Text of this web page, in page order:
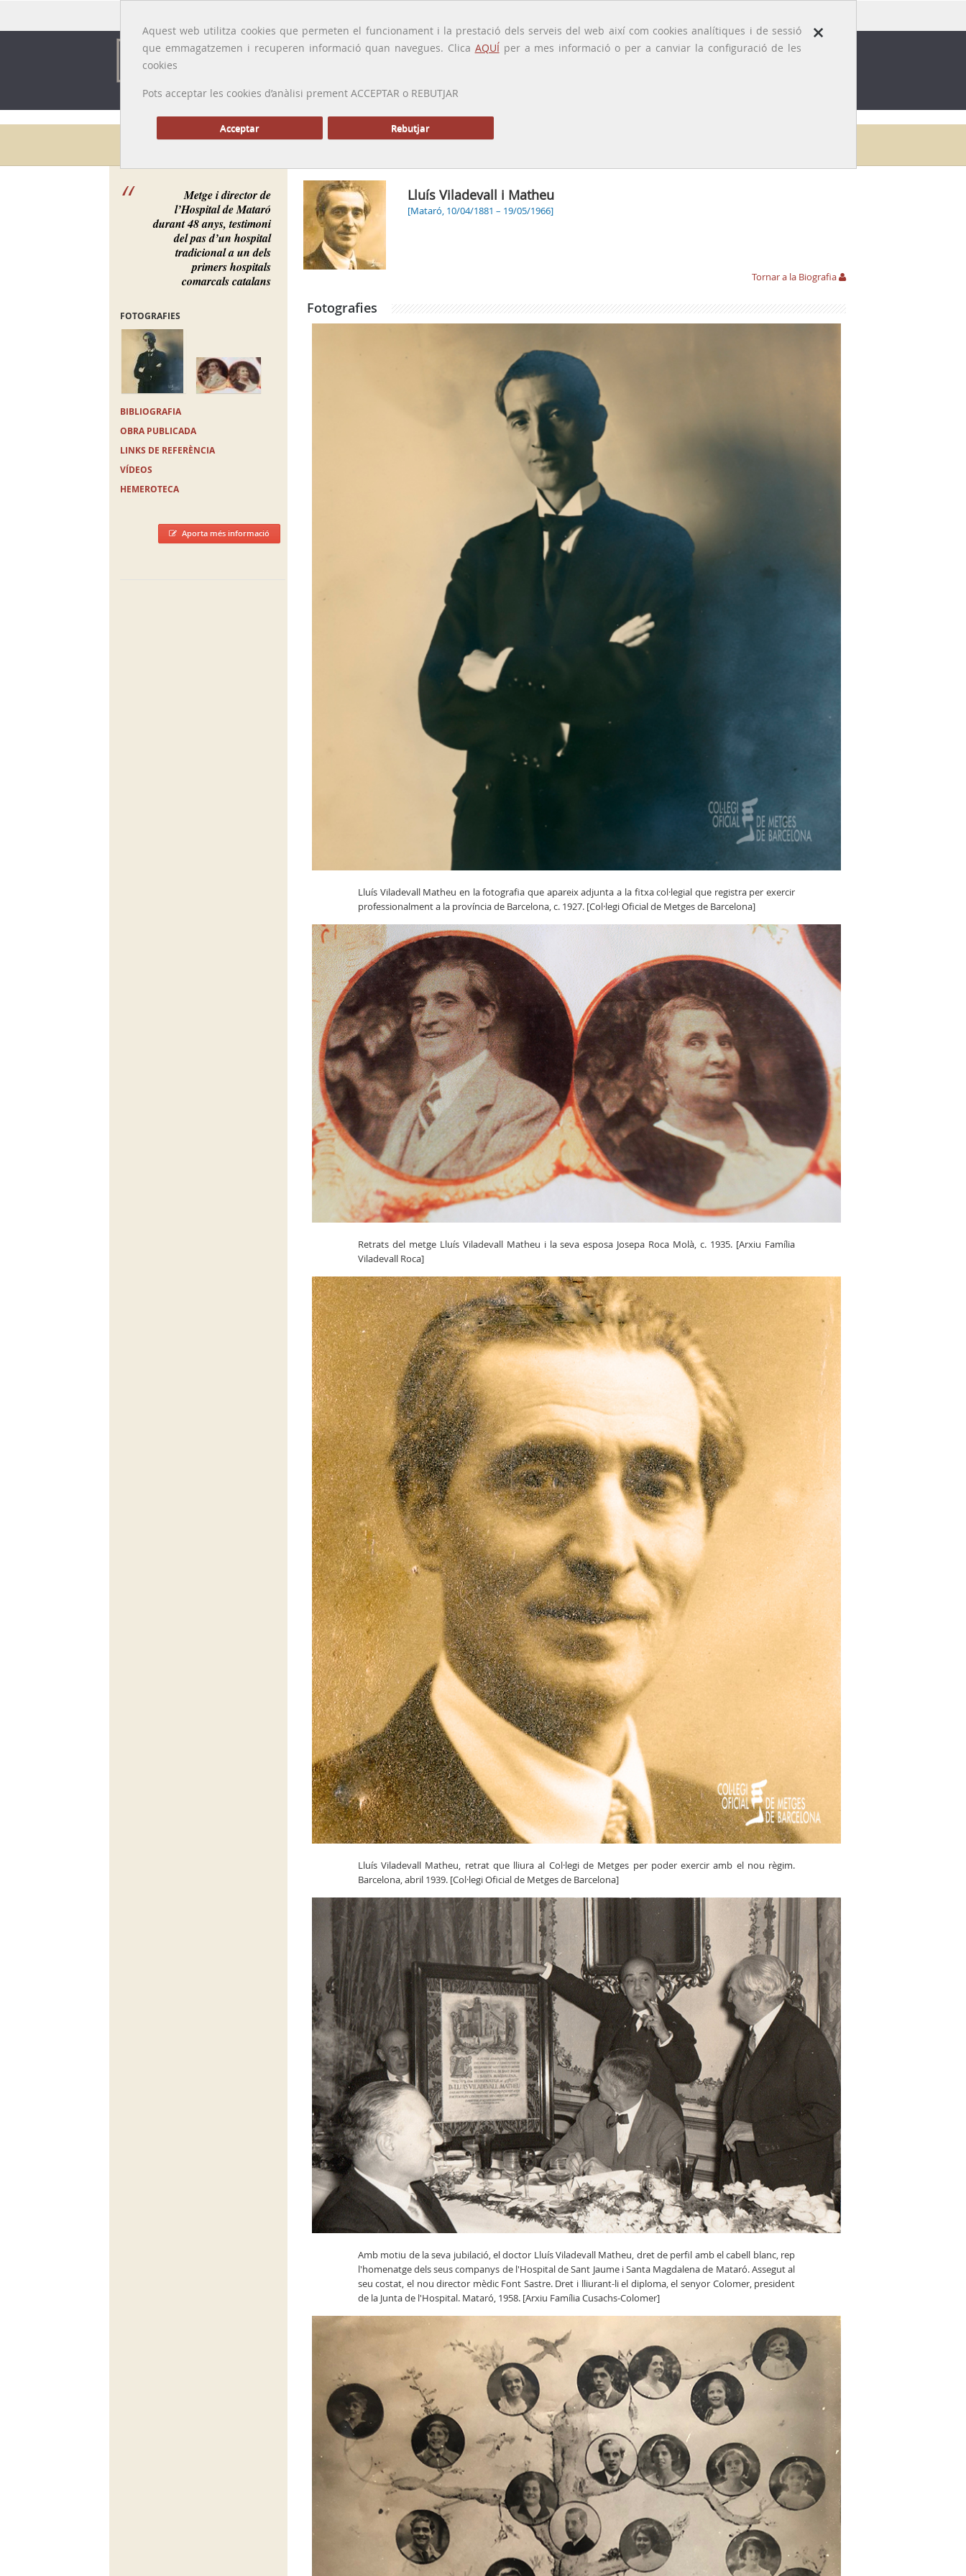
×
Aquest web utilitza cookies que permeten el funcionament i la prestació dels serveis del web així com cookies analítiques i de sessió
que emmagatzemen i recuperen informació quan navegues. Clica AQUÍper a mes informació o per a canviar la configuració de les
cookies
Pots acceptar les cookies d’anàlisi prement ACCEPTAR o REBUTJAR
Acceptar Rebutjar
PRESENTACIÓ GALERIA
Galeria de metges
Metge i director de
l’Hospital de Mataró
durant 48 anys, testimoni
del pas d’un hospital
tradicional a un dels
primers hospitals
comarcals catalans
FOTOGRAFIES
BIBLIOGRAFIA
OBRA PUBLICADA
LINKS DE REFERÈNCIA
VÍDEOS
HEMEROTECA
Aporta més informació
Lluís Viladevall i Matheu
[Mataró, 10/04/1881 – 19/05/1966]
Tornar a la Biografia
Fotografies
Lluís Viladevall Matheu en la fotografia que apareix adjunta a la fitxa col·legial que registra per exercir
professionalment a la província de Barcelona, c. 1927. [Col·legi Oficial de Metges de Barcelona]
Retrats del metge Lluís Viladevall Matheu i la seva esposa Josepa Roca Molà, c. 1935. [Arxiu Família
Viladevall Roca]
Lluís Viladevall Matheu, retrat que lliura al Col·legi de Metges per poder exercir amb el nou règim.
Barcelona, abril 1939. [Col·legi Oficial de Metges de Barcelona]
Amb motiu de la seva jubilació, el doctor Lluís Viladevall Matheu, dret de perfil amb el cabell blanc, rep
l'homenatge dels seus companys de l'Hospital de Sant Jaume i Santa Magdalena de Mataró. Assegut al
seu costat, el nou director mèdic Font Sastre. Dret i lliurant-li el diploma, el senyor Colomer, president
de la Junta de l'Hospital. Mataró, 1958. [Arxiu Família Cusachs-Colomer]